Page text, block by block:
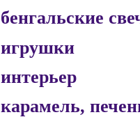
бенгальские
игрушки
интерьер
карамель,